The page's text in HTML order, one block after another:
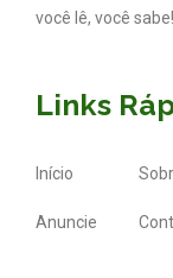
você lê, você sabe!
Links
Início
Anuncie